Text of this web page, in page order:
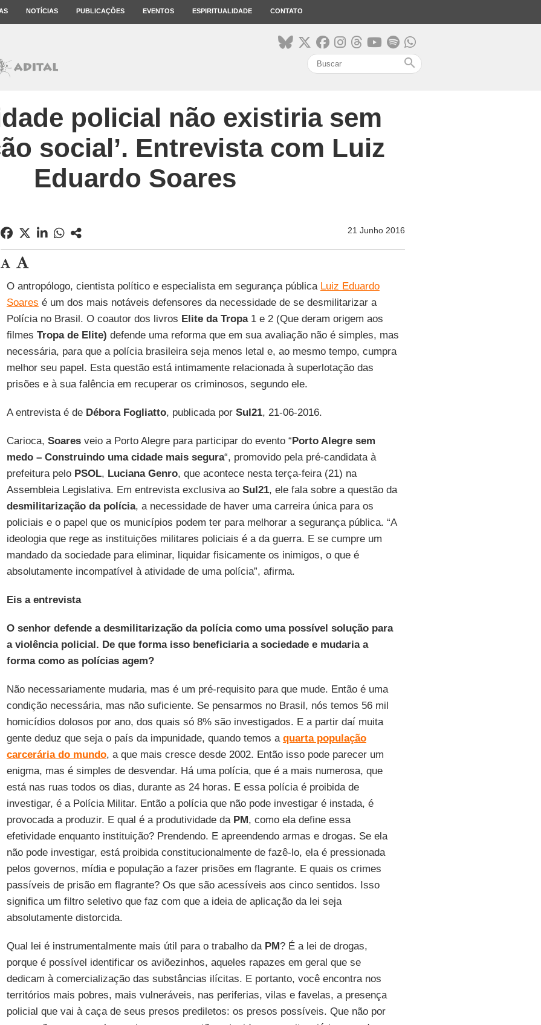
NOTÍCIAS PUBLICAÇÕES EVENTOS ESPIRITUALIDADE CONTATO
search
policial não existiria sem
social’. Entrevista com Luiz
Eduardo Soares
21 Junho 2016
O antropólogo, cientista político e especialista em segurança pública Luiz Eduardo
Soares é um dos mais notáveis defensores da necessidade de se desmilitarizar a
Polícia no Brasil. O coautor dos livros Elite da Tropa1 e 2 (Que deram origem aos
filmes Tropa de Elite) defende uma reforma que em sua avaliação não é simples, mas
necessária, para que a polícia brasileira seja menos letal e, ao mesmo tempo, cumpra
melhor seu papel. Esta questão está intimamente relacionada à superlotação das
prisões e à sua falência em recuperar os criminosos, segundo ele.
A entrevista é de Débora Fogliatto, publicada por Sul21, 21-06-2016.
Carioca, Soaresveio a Porto Alegre para participar do evento “Porto Alegre sem
medo – Construindo uma cidade mais segura“, promovido pela pré-candidata à
prefeitura pelo PSOL, Luciana Genro, que acontece nesta terça-feira (21) na
Assembleia Legislativa. Em entrevista exclusiva ao Sul21, ele fala sobre a questão da
desmilitarização da polícia, a necessidade de haver uma carreira única para os
policiais e o papel que os municípios podem ter para melhorar a segurança pública. “A
ideologia que rege as instituições militares policiais é a da guerra. E se cumpre um
mandado da sociedade para eliminar, liquidar fisicamente os inimigos, o que é
absolutamente incompatível à atividade de uma polícia”, afirma.
Eis a entrevista
O senhor defende a desmilitarização da polícia como uma possível solução para
a violência policial. De que forma isso beneficiaria a sociedade e mudaria a
forma como as polícias agem?
Não necessariamente mudaria, mas é um pré-requisito para que mude. Então é uma
condição necessária, mas não suficiente. Se pensarmos no Brasil, nós temos 56 mil
homicídios dolosos por ano, dos quais só 8% são investigados. E a partir daí muita
gente deduz que seja o país da impunidade, quando temos a quarta população
carcerária do mundo, a que mais cresce desde 2002. Então isso pode parecer um
enigma, mas é simples de desvendar. Há uma polícia, que é a mais numerosa, que
está nas ruas todos os dias, durante as 24 horas. E essa polícia é proibida de
investigar, é a Polícia Militar. Então a polícia que não pode investigar é instada, é
provocada a produzir. E qual é a produtividade da PM, como ela define essa
efetividade enquanto instituição? Prendendo. E apreendendo armas e drogas. Se ela
não pode investigar, está proibida constitucionalmente de fazê-lo, ela é pressionada
pelos governos, mídia e população a fazer prisões em flagrante. E quais os crimes
passíveis de prisão em flagrante? Os que são acessíveis aos cinco sentidos. Isso
significa um filtro seletivo que faz com que a ideia de aplicação da lei seja
absolutamente distorcida.
Qual lei é instrumentalmente mais útil para o trabalho da PM? É a lei de drogas,
porque é possível identificar os aviõezinhos, aqueles rapazes em geral que se
dedicam à comercialização das substâncias ilícitas. E portanto, você encontra nos
territórios mais pobres, mais vulneráveis, nas periferias, vilas e favelas, a presença
policial que vai à caça de seus presos prediletos: os presos possíveis. Que não por